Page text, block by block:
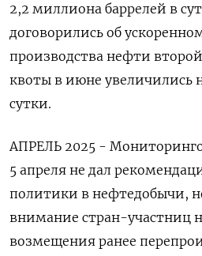
2,2 миллиона баррелей в
договорились об
производства нефти
квоты в июне увеличились
сутки.
АПРЕЛЬ 2025 -
5 апреля не дал
политики в нефтедобычи,
внимание стран-участниц
возмещения ранее